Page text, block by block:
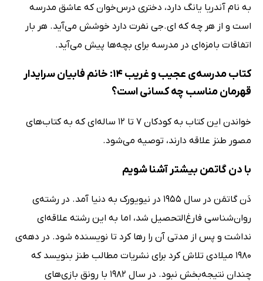
به نام آندریا یانگ دارد، دختری درس‌خوان که عاشق مدرسه
است و از هر چه که ای.‌جی نفرت دارد خوشش می‌آید. هر بار
اتفاقات بامزه‌ای در مدرسه برای بچه‌ها پیش می‌آید.
کتاب مدرسه‌ی عجیب و غریب 14: خانم فابیان سرایدار
قهرمان مناسب چه کسانی است؟
خواندن این کتاب به کودکان 7 تا 12 ساله‌ای که به کتاب‌های
مصور طنز علاقه دارند، توصیه می‌شود.
با دن گاتمن بیشتر آشنا شویم
دَن گاتمَن در سال 1955 در نیویورک به دنیا آمد. در رشته‌ی
روان‌شناسی فارغ‌التحصیل شد، اما به این رشته علاقه‌ای
نداشت و پس از مدتی آن را رها کرد تا نویسنده شود. در دهه‌ی
1980 میلادی تلاش کرد برای نشریات مطالب طنز بنویسد که
چندان نتیجه‌بخش نبود. در سال 1982 با رونق بازی‌های